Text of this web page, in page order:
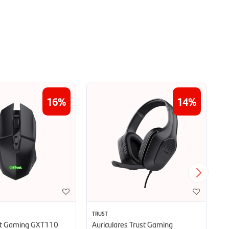
16
Gaming GXT110
14
TRUST
Auriculares Trust Gaming